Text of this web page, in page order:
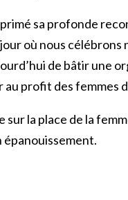
sa profonde
où nous
de bâtir une
profit des femmes
la place de la